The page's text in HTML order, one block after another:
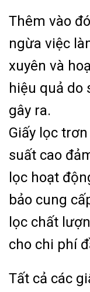
Thêm vào
ngừa việc
xuyên và
hiệu quả do
gây ra.
Giấy lọc
suất cao
lọc hoạt
bảo cung
lọc chất
cho chi phí
Tất cả các